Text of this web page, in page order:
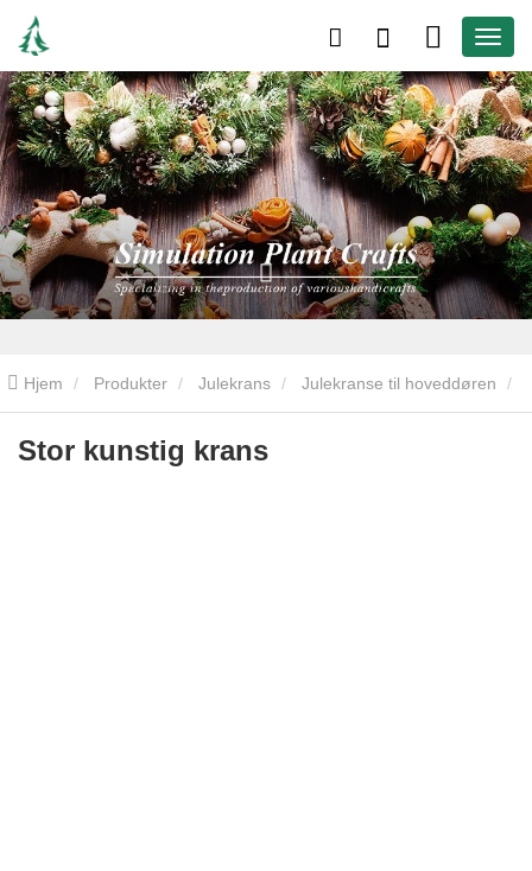
Hjem Produkter Julekrans Julekranse til hoveddøren
Stor kunstig krans
Stor kunstig krans